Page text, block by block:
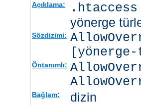
Açıklama: .htaccess
yönerge
Sözdizimi:
[
Öntanımlı:
Bağlam: dizin